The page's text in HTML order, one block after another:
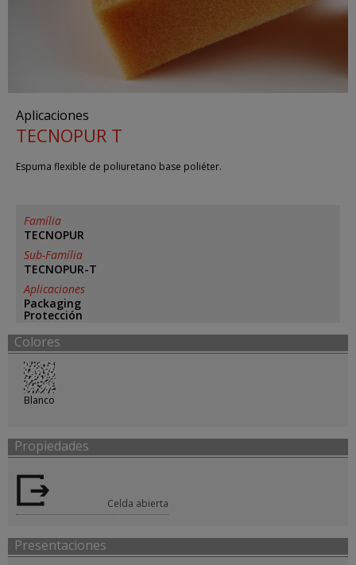
Aplicaciones
TECNOPUR T
Espuma flexible de poliuretano base poliéter.
Família
TECNOPUR
Sub-Família
TECNOPUR-T
Aplicaciones
Packaging
Protección
Colores
Blanco
Propiedades
Celda abierta
Presentaciones